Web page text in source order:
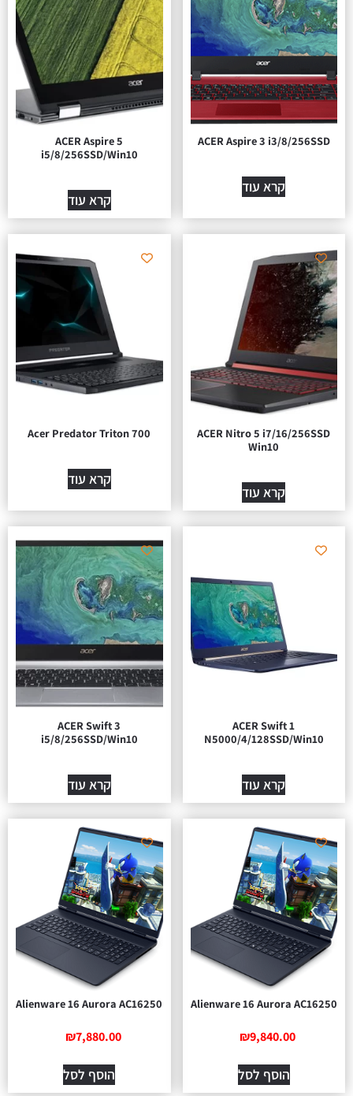
ACER Aspire 3 i3/8/256SSD
קרא עוד
ACER Aspire 5
i5/8/256SSD/Win10
קרא עוד
ACER Nitro 5 i7/16/256SSD
Win10
קרא עוד
Acer Predator Triton 700
קרא עוד
ACER Swift 1
N5000/4/128SSD/Win10
קרא עוד
ACER Swift 3
i5/8/256SSD/Win10
קרא עוד
Alienware 16 Aurora AC16250
₪9,840.00
הוסף לסל
Alienware 16 Aurora AC16250
₪7,880.00
הוסף לסל